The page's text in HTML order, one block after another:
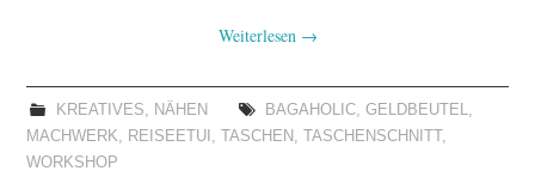
Weiterlesen →
KREATIVES NÄHEN BAGAHOLIC, GELDBEUTEL
MACHWERK
REISEETUI ,TASCHEN ,TASCHENSCHNITT,
WORKSHOP